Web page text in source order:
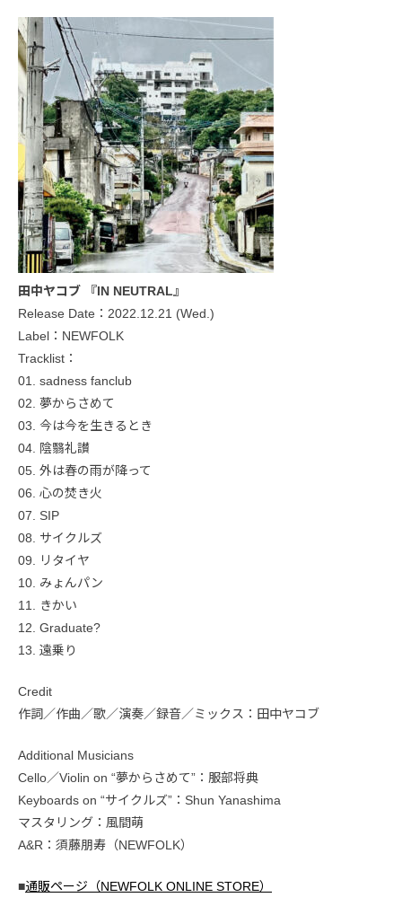
田中ヤコブ 『IN NEUTRAL』
Release Date：2022.12.21 (Wed.)
Label：NEWFOLK
Tracklist：
01. sadness fanclub
02. 夢からさめて
03. 今は今を生きるとき
04. 陰翳礼讃
05. 外は春の雨が降って
06. 心の焚き火
07. SIP
08. サイクルズ
09. リタイヤ
10. みょんパン
11. きかい
12. Graduate?
13. 遠乗り
Credit
作詞／作曲／歌／演奏／録音／ミックス：田中ヤコブ
Additional Musicians
Cello／Violin on “夢からさめて”：服部将典
Keyboards on “サイクルズ”：Shun Yanashima
マスタリング：風間萌
A&R：須藤朋寿（NEWFOLK）
■通販ページ（NEWFOLK ONLINE STORE）